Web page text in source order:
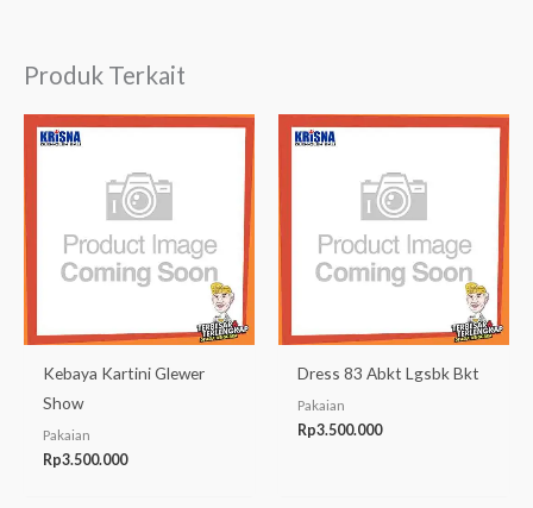
Produk Terkait
Kebaya Kartini Glewer
Show
Pakaian
Rp3.500.000
Dress 83 Abkt Lgsbk Bkt
Pakaian
Rp3.500.000